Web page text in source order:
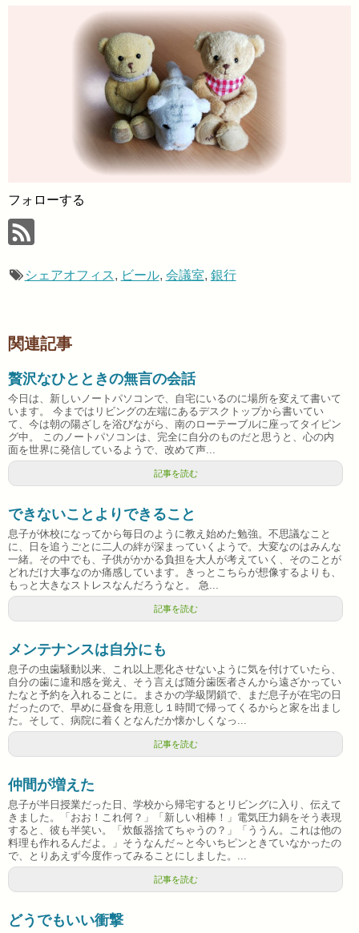
フォローする
シェアオフィス, ビール, 会議室, 銀行
関連記事
贅沢なひとときの無言の会話
今日は、新しいノートパソコンで、自宅にいるのに場所を変えて書いて
います。 今まではリビングの左端にあるデスクトップから書いてい
て、今は朝の陽ざしを浴びながら、南のローテーブルに座ってタイピン
グ中。 このノートパソコンは、完全に自分のものだと思うと、心の内
面を世界に発信しているようで、改めて声...
記事を読む
できないことよりできること
息子が休校になってから毎日のように教え始めた勉強。不思議なこと
に、日を追うごとに二人の絆が深まっていくようで。大変なのはみんな
一緒。その中でも、子供がかかる負担を大人が考えていく、そのことが
どれだけ大事なのか痛感しています。きっとこちらが想像するよりも、
もっと大きなストレスなんだろうなと。 急...
記事を読む
メンテナンスは自分にも
息子の虫歯騒動以来、これ以上悪化させないように気を付けていたら、
自分の歯に違和感を覚え、そう言えば随分歯医者さんから遠ざかってい
たなと予約を入れることに。まさかの学級閉鎖で、まだ息子が在宅の日
だったので、早めに昼食を用意し１時間で帰ってくるからと家を出まし
た。そして、病院に着くとなんだか懐かしくなっ...
記事を読む
仲間が増えた
息子が半日授業だった日、学校から帰宅するとリビングに入り、伝えて
きました。「おお！これ何？」「新しい相棒！」電気圧力鍋をそう表現
すると、彼も半笑い。「炊飯器捨てちゃうの？」「ううん。これは他の
料理も作れるんだよ。」そうなんだ～と今いちピンときていなかったの
で、とりあえず今度作ってみることにしました。...
記事を読む
どうでもいい衝撃